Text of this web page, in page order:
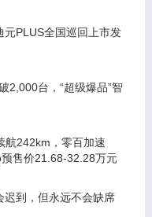
PLUS全国巡回上市发
2,000台，“超级爆品”智
航242km，零百加速
售价21.68-32.28万元
到，但永远不会缺席